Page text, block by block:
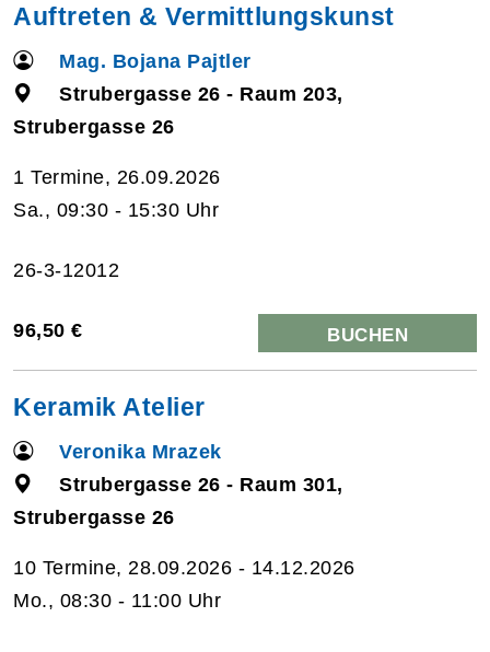
Auftreten & Vermittlungskunst
Mag. Bojana Pajtler
Strubergasse 26 - Raum 203,
Strubergasse 26
1 Termine, 26.09.2026
Sa., 09:30 - 15:30 Uhr
26-3-12012
96,50 € BUCHEN
Keramik Atelier
Veronika Mrazek
Strubergasse 26 - Raum 301,
Strubergasse 26
10 Termine, 28.09.2026 - 14.12.2026
Mo., 08:30 - 11:00 Uhr